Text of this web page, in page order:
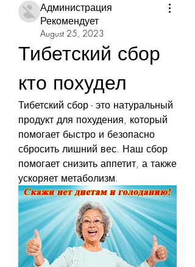
Администрация
Рекомендует
August 25, 2023
Тибетский сбор
кто похудел
Тибетский сбор - это натуральный
продукт для похудения, который
помогает быстро и безопасно
сбросить лишний вес. Наш сбор
помогает снизить аппетит, а также
ускоряет метаболизм.